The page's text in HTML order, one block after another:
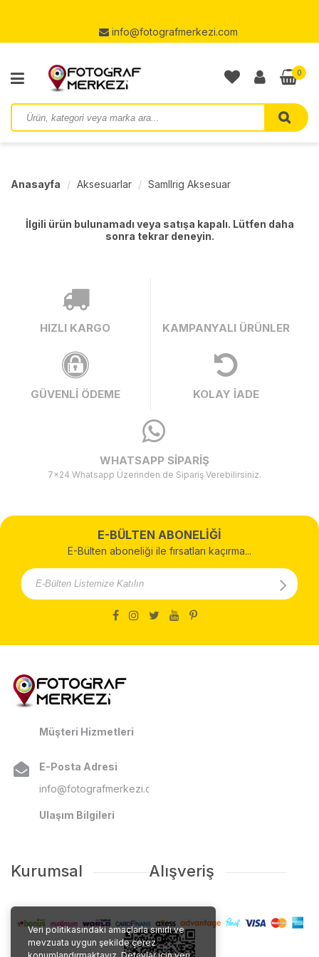
Veri politikasındaki amaçlarla sınırlı ve
mevzuata uygun şekilde çerez
info@fotografmerkezi.com
0
Anasayfa Aksesuarlar Samllrig Aksesuar
İlgili ürün bulunamadı veya satışa kapalı. Lütfen daha
sonra tekrar deneyin.
HIZLI KARGO KAMPANYALI ÜRÜNLER
GÜVENLİ ÖDEME KOLAY İADE
WHATSAPP SİPARİŞ
7x24 Whatsapp Üzerinden de Sipariş Verebilirsiniz.
E-BÜLTEN ABONELİĞİ
E-Bülten aboneliği ile fırsatları kaçırma...
Müşteri Hizmetleri
E-Posta Adresi
info@fotografmerkezi.com
Ulaşım Bilgileri
Kurumsal Alışveriş